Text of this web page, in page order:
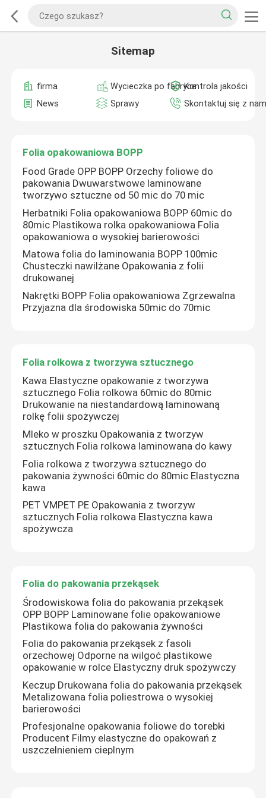
Sitemap
firma Wycieczka po fabryceKontrola jakości
News
Sprawy Skontaktuj się z
Folia opakowaniowa BOPP
Food Grade OPP BOPP Orzechy foliowe do
pakowania Dwuwarstwowe laminowane
tworzywo sztuczne od 50 mic do 70 mic
Herbatniki Folia opakowaniowa BOPP 60mic do
80mic Plastikowa rolka opakowaniowa Folia
opakowaniowa o wysokiej barierowości
Matowa folia do laminowania BOPP 100mic
Chusteczki nawilżane Opakowania z folii
drukowanej
Nakrętki BOPP Folia opakowaniowa Zgrzewalna
Przyjazna dla środowiska 50mic do 70mic
Folia rolkowa z tworzywa sztucznego
Kawa Elastyczne opakowanie z tworzywa
sztucznego Folia rolkowa 60mic do 80mic
Drukowanie na niestandardową laminowaną
rolkę folii spożywczej
Mleko w proszku Opakowania z tworzyw
sztucznych Folia rolkowa laminowana do kawy
Folia rolkowa z tworzywa sztucznego do
pakowania żywności 60mic do 80mic Elastyczna
kawa
PET VMPET PE Opakowania z tworzyw
sztucznych Folia rolkowa Elastyczna kawa
spożywcza
Folia do pakowania przekąsek
Środowiskowa folia do pakowania przekąsek
OPP BOPP Laminowane folie opakowaniowe
Plastikowa folia do pakowania żywności
Folia do pakowania przekąsek z fasoli
orzechowej Odporne na wilgoć plastikowe
opakowanie w rolce Elastyczny druk spożywczy
Keczup Drukowana folia do pakowania przekąsek
Metalizowana folia poliestrowa o wysokiej
barierowości
Profesjonalne opakowania foliowe do torebki
Producent Filmy elastyczne do opakowań z
uszczelnieniem cieplnym